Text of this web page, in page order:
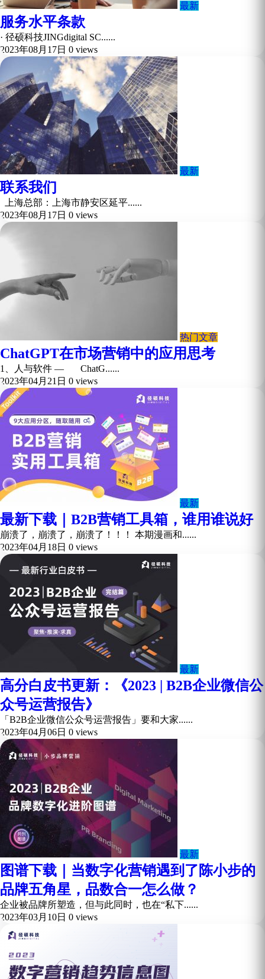
最新
服务水平条款
· 径硕科技JINGdigital SC......
2023年08月17日 0 views
最新
联系我们
上海总部：上海市静安区延平......
2023年08月17日 0 views
热门文章
ChatGPT在市场营销中的应用思考
1、人与软件 — ChatG......
2023年04月21日 0 views
最新
最新下载｜B2B营销工具箱，谁用谁说好
崩溃了，崩溃了，崩溃了！！！ 本期漫画和......
2023年04月18日 0 views
最新
高分白皮书更新：《2023 | B2B企业微信公
众号运营报告》
「B2B企业微信公众号运营报告」要和大家......
2023年04月06日 0 views
最新
图谱下载｜当数字化营销遇到了陈小步的
品牌五角星，品数合一怎么做？
企业被品牌所塑造，但与此同时，也在“私下......
2023年03月10日 0 views